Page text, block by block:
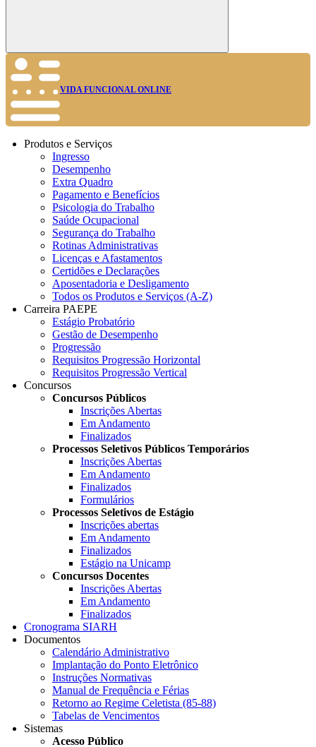
Buscar
VIDA FUNCIONAL ONLINE
Produtos e Serviços
Ingresso
Desempenho
Extra Quadro
Pagamento e Benefícios
Psicologia do Trabalho
Saúde Ocupacional
Segurança do Trabalho
Rotinas Administrativas
Licenças e Afastamentos
Certidões e Declarações
Aposentadoria e Desligamento
Todos os Produtos e Serviços (A-Z)
Carreira PAEPE
Estágio Probatório
Gestão de Desempenho
Progressão
Requisitos Progressão Horizontal
Requisitos Progressão Vertical
Concursos
Concursos Públicos
Inscrições Abertas
Em Andamento
Finalizados
Processos Seletivos Públicos Temporários
Inscrições Abertas
Em Andamento
Finalizados
Formulários
Processos Seletivos de Estágio
Inscrições abertas
Em Andamento
Finalizados
Estágio na Unicamp
Concursos Docentes
Inscrições Abertas
Em Andamento
Finalizados
Cronograma SIARH
Documentos
Calendário Administrativo
Implantação do Ponto Eletrônico
Instruções Normativas
Manual de Frequência e Férias
Retorno ao Regime Celetista (85-88)
Tabelas de Vencimentos
Sistemas
Acesso Público